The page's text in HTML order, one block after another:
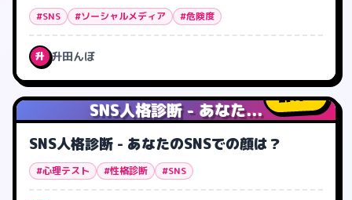
#SNS #ソーシャルメディア #危険度
升 升田んぼ
SNS人格診断 - あなた...
10人
SNS人格診断 - あなたのSNSでの顔は？
#心理テスト #性格診断 #SNS